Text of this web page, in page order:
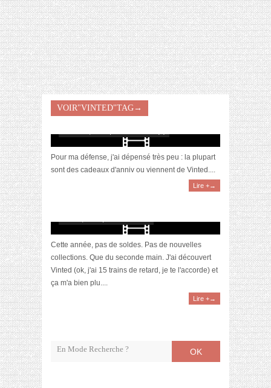
VOIR"VINTED"TAG→
[Video] HAUL : Vinted, Anniv, Soldes, …
Pour ma défense, j'ai dépensé très peu : la plupart
sont des cadeaux d'anniv ou viennent de Vinted....
Lire +→
Cette année, pas de soldes. Pas de nouvelles
collections. Que du seconde main. J'ai découvert
Vinted (ok, j'ai 15 trains de retard, je te l'accorde) et
ça m'a bien plu....
Lire +→
OK